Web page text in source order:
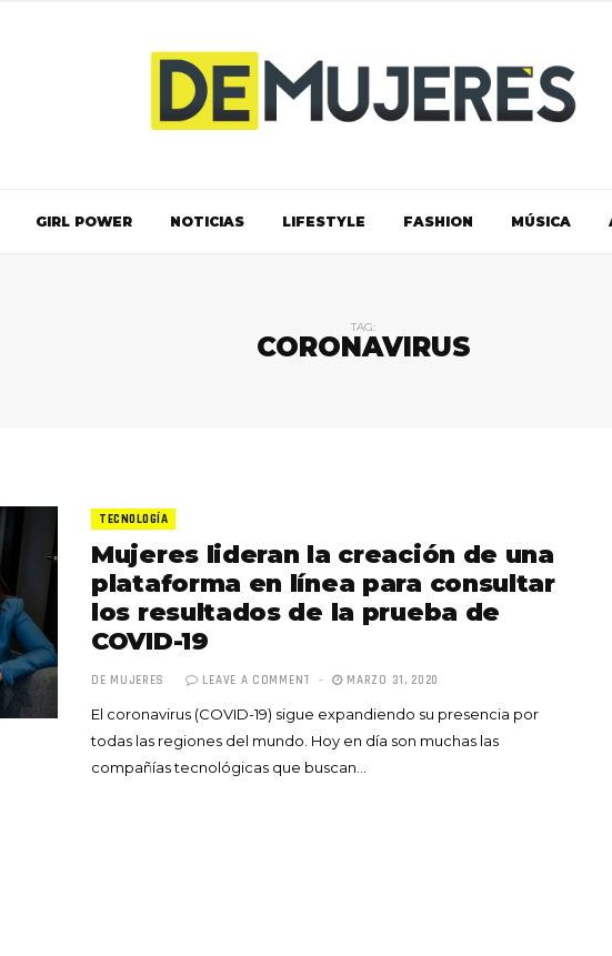
GIRL POWER NOTICIAS LIFESTYLE FASHION MÚSICA
TAG:
CORONAVIRUS
TECNOLOGÍA
Mujeres lideran la creación de una
plataforma en línea para consultar
los resultados de la prueba de
COVID-19
DE MUJERES LEAVE A COMMENT MARZO 31, 2020
El coronavirus (COVID-19) sigue expandiendo su presencia por
todas las regiones del mundo. Hoy en día son muchas las
compañías tecnológicas que buscan…
Totó la Momposina: el
adiós a la gran
cantadora que llevó las
raíces colombianas al
mundo a través de su